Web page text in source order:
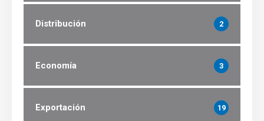
Distribución 2
Economía 3
Exportación 19